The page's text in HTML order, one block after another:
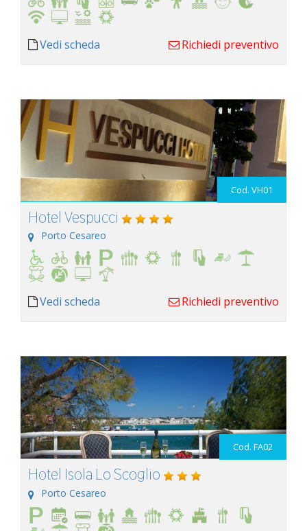
Vedi scheda Richiedi preventivo
Cod. VH01
Hotel Vespucci
Porto Cesareo
Vedi scheda Richiedi preventivo
Cod. FA02
Hotel Isola Lo Scoglio
Porto Cesareo